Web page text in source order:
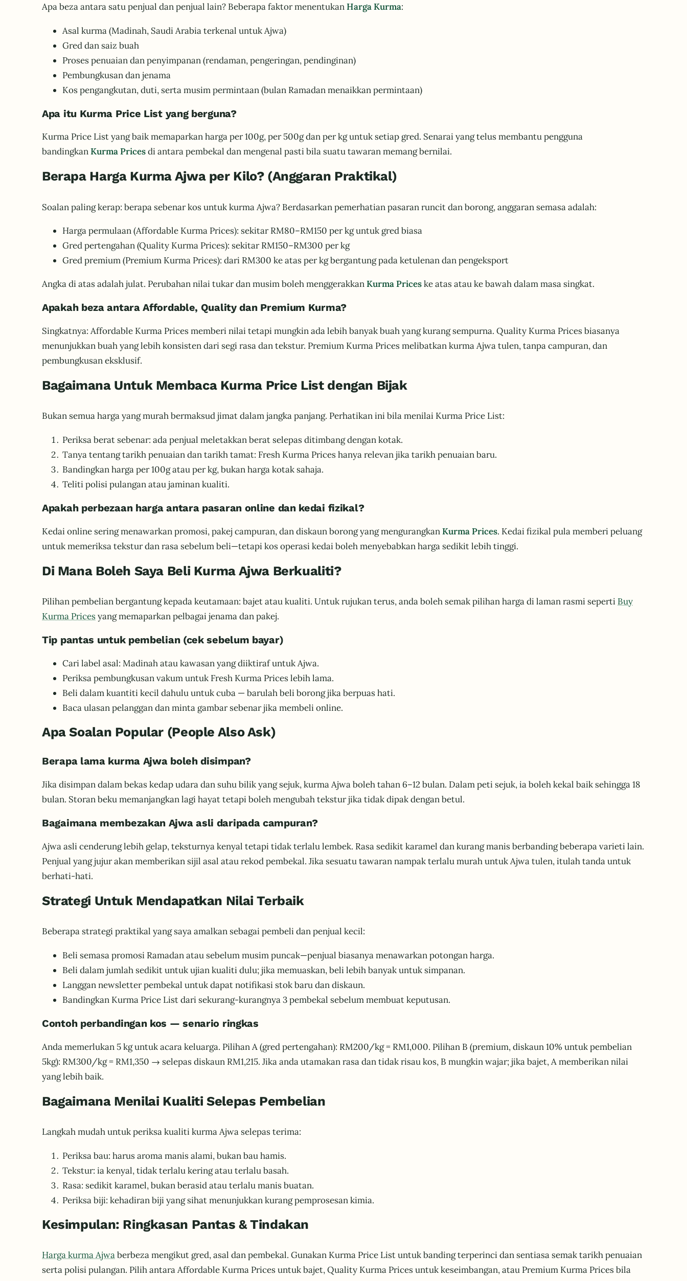
Apa beza antara satu penjual dan penjual lain? Beberapa faktor menentukanHarga Kurma:
Asal kurma (Madinah, Saudi Arabia terkenal untuk Ajwa)
Gred dan saiz buah
Proses penuaian dan penyimpanan (rendaman, pengeringan, pendinginan)
Pembungkusan dan jenama
Kos pengangkutan, duti, serta musim permintaan (bulan Ramadan menaikkan permintaan)
Apa itu Kurma Price List yang berguna?
Kurma Price List yang baik memaparkan harga per 100g, per 500g dan per kg untuk setiap gred. Senarai yang telus membantu pengguna
bandingkanKurma Pricesdi antara pembekal dan mengenal pasti bila suatu tawaran memang bernilai.
Berapa Harga Kurma Ajwa per Kilo? (Anggaran Praktikal)
Soalan paling kerap: berapa sebenar kos untuk kurma Ajwa? Berdasarkan pemerhatian pasaran runcit dan borong, anggaran semasa adalah:
Harga permulaan (Affordable Kurma Prices): sekitar RM80–RM150 per kg untuk gred biasa
Gred pertengahan (Quality Kurma Prices): sekitar RM150–RM300 per kg
Gred premium (Premium Kurma Prices): dari RM300 ke atas per kg bergantung pada ketulenan dan pengeksport
Angka di atas adalah julat. Perubahan nilai tukar dan musim boleh menggerakkanKurma Priceske atas atau ke bawah dalam masa singkat.
Apakah beza antara Affordable, Quality dan Premium Kurma?
Singkatnya: Affordable Kurma Prices memberi nilai tetapi mungkin ada lebih banyak buah yang kurang sempurna. Quality Kurma Prices biasanya
menunjukkan buah yang lebih konsisten dari segi rasa dan tekstur. Premium Kurma Prices melibatkan kurma Ajwa tulen, tanpa campuran, dan
pembungkusan eksklusif.
Bagaimana Untuk Membaca Kurma Price List dengan Bijak
Bukan semua harga yang murah bermaksud jimat dalam jangka panjang. Perhatikan ini bila menilai Kurma Price List:
Periksa berat sebenar: ada penjual meletakkan berat selepas ditimbang dengan kotak.
Tanya tentang tarikh penuaian dan tarikh tamat: Fresh Kurma Prices hanya relevan jika tarikh penuaian baru.
Bandingkan harga per 100g atau per kg, bukan harga kotak sahaja.
Teliti polisi pulangan atau jaminan kualiti.
Apakah perbezaan harga antara pasaran online dan kedai fizikal?
Kedai online sering menawarkan promosi, pakej campuran, dan diskaun borong yang mengurangkanKurma Prices. Kedai fizikal pula memberi peluang
untuk memeriksa tekstur dan rasa sebelum beli—tetapi kos operasi kedai boleh menyebabkan harga sedikit lebih tinggi.
Di Mana Boleh Saya Beli Kurma Ajwa Berkualiti?
Pilihan pembelian bergantung kepada keutamaan: bajet atau kualiti. Untuk rujukan terus, anda boleh semak pilihan harga di laman rasmi seperti Buy
Kurma Pricesyang memaparkan pelbagai jenama dan pakej.
Tip pantas untuk pembelian (cek sebelum bayar)
Cari label asal: Madinah atau kawasan yang diiktiraf untuk Ajwa.
Periksa pembungkusan vakum untuk Fresh Kurma Prices lebih lama.
Beli dalam kuantiti kecil dahulu untuk cuba — barulah beli borong jika berpuas hati.
Baca ulasan pelanggan dan minta gambar sebenar jika membeli online.
Apa Soalan Popular (People Also Ask)
Berapa lama kurma Ajwa boleh disimpan?
Jika disimpan dalam bekas kedap udara dan suhu bilik yang sejuk, kurma Ajwa boleh tahan 6–12 bulan. Dalam peti sejuk, ia boleh kekal baik sehingga 18
bulan. Storan beku memanjangkan lagi hayat tetapi boleh mengubah tekstur jika tidak dipak dengan betul.
Bagaimana membezakan Ajwa asli daripada campuran?
Ajwa asli cenderung lebih gelap, teksturnya kenyal tetapi tidak terlalu lembek. Rasa sedikit karamel dan kurang manis berbanding beberapa varieti lain.
Penjual yang jujur akan memberikan sijil asal atau rekod pembekal. Jika sesuatu tawaran nampak terlalu murah untuk Ajwa tulen, itulah tanda untuk
berhati-hati.
Strategi Untuk Mendapatkan Nilai Terbaik
Beberapa strategi praktikal yang saya amalkan sebagai pembeli dan penjual kecil:
Beli semasa promosi Ramadan atau sebelum musim puncak—penjual biasanya menawarkan potongan harga.
Beli dalam jumlah sedikit untuk ujian kualiti dulu; jika memuaskan, beli lebih banyak untuk simpanan.
Langgan newsletter pembekal untuk dapat notifikasi stok baru dan diskaun.
Bandingkan Kurma Price List dari sekurang-kurangnya 3 pembekal sebelum membuat keputusan.
Contoh perbandingan kos — senario ringkas
Anda memerlukan 5 kg untuk acara keluarga. Pilihan A (gred pertengahan): RM200/kg = RM1,000. Pilihan B (premium, diskaun 10% untuk pembelian
5kg): RM300/kg = RM1,350 → selepas diskaun RM1,215. Jika anda utamakan rasa dan tidak risau kos, B mungkin wajar; jika bajet, A memberikan nilai
yang lebih baik.
Bagaimana Menilai Kualiti Selepas Pembelian
Langkah mudah untuk periksa kualiti kurma Ajwa selepas terima:
Periksa bau: harus aroma manis alami, bukan bau hamis.
Tekstur: ia kenyal, tidak terlalu kering atau terlalu basah.
Rasa: sedikit karamel, bukan berasid atau terlalu manis buatan.
Periksa biji: kehadiran biji yang sihat menunjukkan kurang pemprosesan kimia.
Kesimpulan: Ringkasan Pantas & Tindakan
Harga kurma Ajwaberbeza mengikut gred, asal dan pembekal. Gunakan Kurma Price List untuk banding terperinci dan sentiasa semak tarikh penuaian
serta polisi pulangan. Pilih antara Affordable Kurma Prices untuk bajet, Quality Kurma Prices untuk keseimbangan, atau Premium Kurma Prices bila